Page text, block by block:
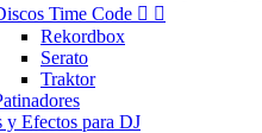
Time Code  
Rekordbox
Serato
Traktor
y Efectos para DJ